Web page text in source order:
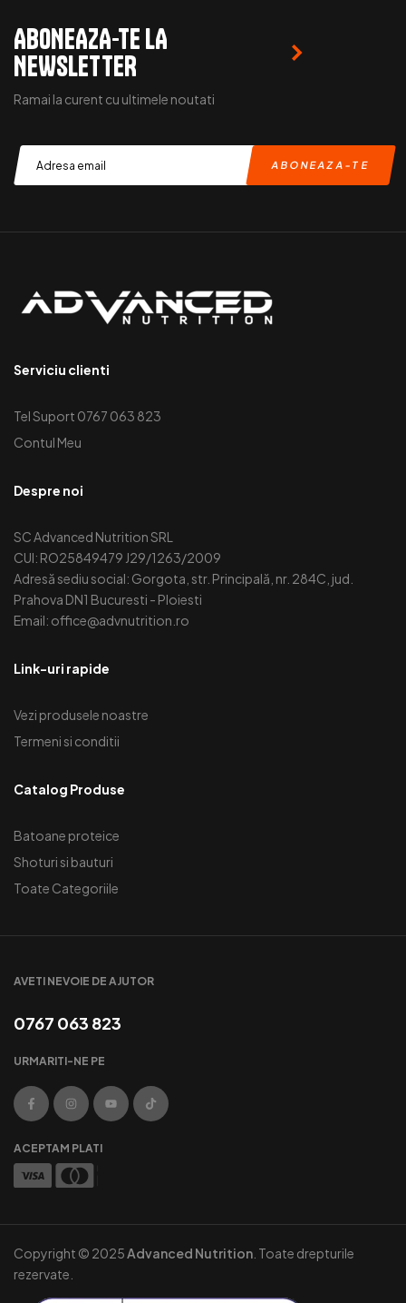
ABONEAZA-TE LA
NEWSLETTER
Ramai la curent cu ultimele noutati
Serviciu clienti
Tel Suport 0767 063 823
Contul Meu
Despre noi
SC Advanced Nutrition SRL
CUI: RO25849479 J29/1263/2009
Adresă sediu social: Gorgota, str. Principală, nr. 284C, jud.
Prahova DN1 Bucuresti - Ploiesti
Email: office@advnutrition.ro
Link-uri rapide
Vezi produsele noastre
Termeni si conditii
Catalog Produse
Batoane proteice
Shoturi si bauturi
Toate Categoriile
AVETI NEVOIE DE AJUTOR
0767 063 823
URMARITI-NE PE
ACEPTAM PLATI
Copyright © 2025Advanced Nutrition . Toate drepturile
rezervate.